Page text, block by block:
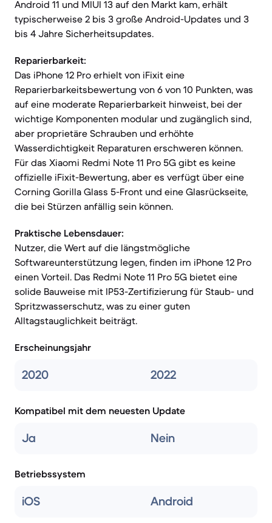
Android 11 und MIUI 13 auf den Markt kam, erhält
typischerweise 2 bis 3 große Android-Updates und 3
bis 4 Jahre Sicherheitsupdates.
Reparierbarkeit:
Das iPhone 12 Pro erhielt von iFixit eine
Reparierbarkeitsbewertung von 6 von 10 Punkten, was
auf eine moderate Reparierbarkeit hinweist, bei der
wichtige Komponenten modular und zugänglich sind,
aber proprietäre Schrauben und erhöhte
Wasserdichtigkeit Reparaturen erschweren können.
Für das Xiaomi Redmi Note 11 Pro 5G gibt es keine
offizielle iFixit-Bewertung, aber es verfügt über eine
Corning Gorilla Glass 5-Front und eine Glasrückseite,
die bei Stürzen anfällig sein können.
Praktische Lebensdauer:
Nutzer, die Wert auf die längstmögliche
Softwareunterstützung legen, finden im iPhone 12 Pro
einen Vorteil. Das Redmi Note 11 Pro 5G bietet eine
solide Bauweise mit IP53-Zertifizierung für Staub- und
Spritzwasserschutz, was zu einer guten
Alltagstauglichkeit beiträgt.
Erscheinungsjahr
2020 2022
Kompatibel mit dem neuesten Update
Ja Nein
Betriebssystem
iOS Android